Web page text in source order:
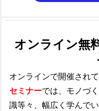
オンライン無
オンラインで開催され
セミナーでは、モノづく
識等々、幅広く学んでい